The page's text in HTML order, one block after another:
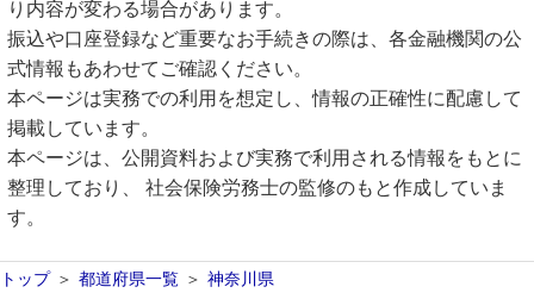
り内容が変わる場合があります。
振込や口座登録など重要なお手続きの際は、各金融機関の公
式情報もあわせてご確認ください。
本ページは実務での利用を想定し、情報の正確性に配慮して
掲載しています。
本ページは、公開資料および実務で利用される情報をもとに
整理しており、 社会保険労務士の監修のもと作成していま
す。
トップ 都道府県一覧 神奈川県